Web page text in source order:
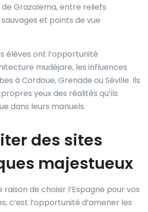
de Grazalema, entre reliefs
et points de vue
élèves ont l’opportunité
mudéjare, les influences
à Cordoue, Grenade ou Séville. Ils
yeux des réalités qu’ils
dans leurs manuels.
des sites
majestueux
de choisir l’Espagne pour vos
c’est l’opportunité d’amener les